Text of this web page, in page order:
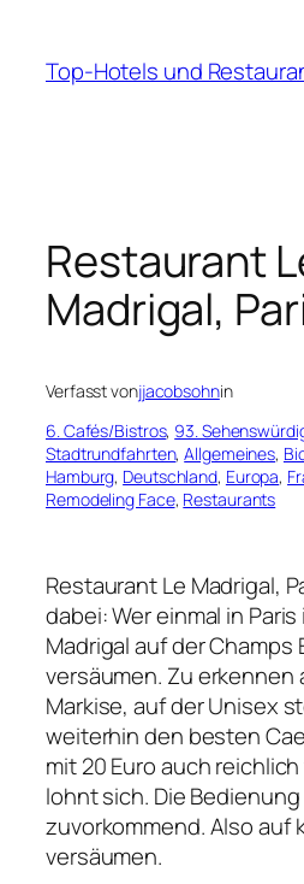
springen
Top-Hotels und
Restaurant
Madrigal,
Verfasst vonjjacobsohnin
6. Cafés/Bistros, 93.
Stadtrundfahrten, Allgemeines,
Hamburg, Deutschland, Europa,
Remodeling Face, Restaurants
Restaurant Le Madrigal,
dabei: Wer einmal in
Madrigal auf der Champs
versäumen. Zu erkennen
Markise, auf der Unisex
weiterhin den besten
mit 20 Euro auch
lohnt sich. Die
zuvorkommend. Also auf
versäumen.